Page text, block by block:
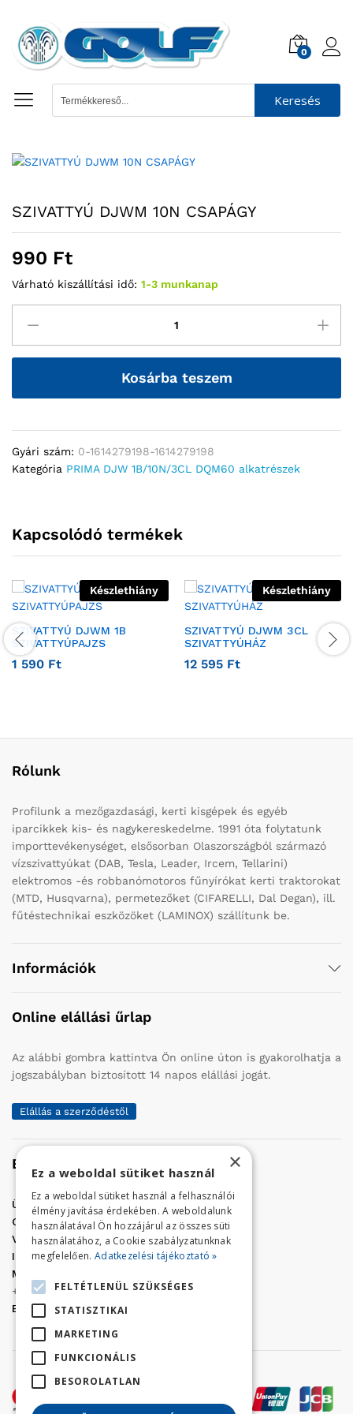
0
Keresés
SZIVATTYÚ DJWM 10N CSAPÁGY
990 Ft
Várható kiszállítási idő: 1-3 munkanap
Kosárba teszem
Gyári szám: 0-1614279198-1614279198
Kategória PRIMA DJW 1B/10N/3CL DQM60 alkatrészek
Kapcsolódó termékek
Készlethiány
SZIVATTYÚ DJWM 1B
SZIVATTYÚPAJZS
1 590 Ft
Készlethiány
SZIVATTYÚ DJWM 3CL
SZIVATTYÚHÁZ
12 595 Ft
Rólunk
Profilunk a mezőgazdasági, kerti kisgépek és egyéb
iparcikkek kis- és nagykereskedelme. 1991 óta folytatunk
importtevékenységet, elsősorban Olaszországból származó
vízszivattyúkat (DAB, Tesla, Leader, Ircem, Tellarini)
elektromos -és robbanómotoros fűnyírókat kerti traktorokat
(MTD, Husqvarna), permetezőket (CIFARELLI, Dal Degan), ill.
fűtéstechnikai eszközöket (LAMINOX) szállítunk be.
Információk
Online elállási űrlap
Az alábbi gombra kattintva Ön online úton is gyakorolhatja a
jogszabályban biztosított 14 napos elállási jogát.
Elállás a szerződéstől
Elérhetőség
Üzletünk címe:
Szolnok, Vércse út 17.
Golf Center Áruház:06 (56) 423-324
VÁR-Kert Áruház: 06 (56) 429-771
Iroda:06 (56) 421-857
Megrendelés, termék információ:
+36 (70) 938-3356
E-mail:
golfaruhaz@gmail.com
×
Ez a weboldal sütiket használ
Ez a weboldal sütiket használ a felhasználói
élmény javítása érdekében. A weboldalunk
használatával Ön hozzájárul az összes süti
használatához, a Cookie szabályzatunknak
megfelelően. Adatkezelési tájékoztató »
FELTÉTLENÜL SZÜKSÉGES
STATISZTIKAI
MARKETING
FUNKCIONÁLIS
BESOROLATLAN